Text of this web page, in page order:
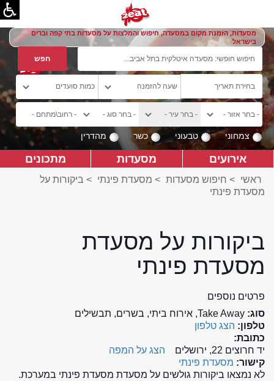
מסעדות, הזמנת מקום במסעדה, חיפוש והמלצות על מסעדות בתי קפה וברים
בישראל
צמחוני טבעוני כשר מהדרין
אירועים מסעדות מתכונים
ראשי > חיפוש מסעדות > מסעדת פינתי > ביקורות על
מסעדת פינתי
ביקורות על מסעדת
מסעדת פינתי
פרטים נוספים
סוג: Take Away, אירוח ביתי, בשרים, תבשילים
טלפון: הצג טלפון
כתובת:
יד חרוצים 22, ירושלים
הצג על המפה
קישור: מסעדת פינתי
לא נמצאו ביקורות גולשים על מסעדת מסעדת פינתי במערכת.